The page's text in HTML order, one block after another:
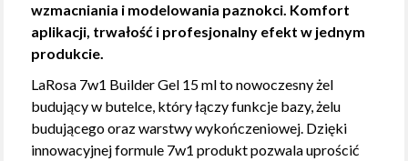
wzmacniania i modelowania paznokci. Komfort
aplikacji, trwałość i profesjonalny efekt w jednym
produkcie.
LaRosa 7w1 Builder Gel 15 ml to nowoczesny żel
budujący w butelce, który łączy funkcje bazy, żelu
budującego oraz warstwy wykończeniowej. Dzięki
innowacyjnej formule 7w1 produkt pozwala uprościć